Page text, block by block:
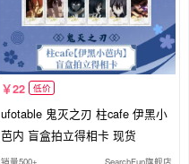
22 低价
ufotable 鬼灭之刃 柱cafe 伊黑小
芭内 盲盒拍立得相卡 现货
销量500+ SearchFun旗舰店